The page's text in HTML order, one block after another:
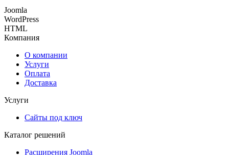
Joomla
WordPress
HTML
Компания
О компании
Услуги
Оплата
Доставка
Услуги
Сайты под ключ
Каталог решений
Расширения Joomla